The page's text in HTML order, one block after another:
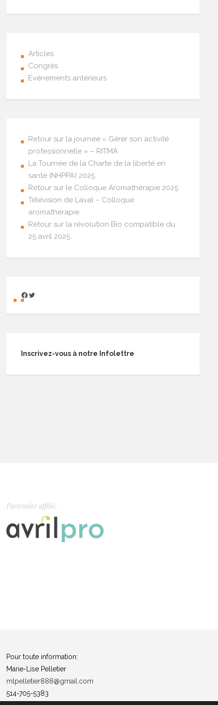
Articles
Congrès
Événements antérieurs
Retour sur la journée « Gérer son activité
professionnelle » – RITMA
La Tournée de la Charte de la liberté en
santé (NHPPA) 2025
Retour sur le Colloque Aromathérapie 2025
Télévision de Laval – Colloque
aromathérapie
Retour sur la révolution Bio compatible du
25 avril 2025
Inscrivez-vous à notre Infolettre
Partenaire affilié:
Pour toute information:
Marie-Lise Pelletier
mlpelletier888@gmail.com
514-705-5383